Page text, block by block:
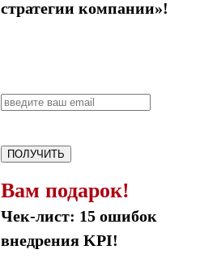
стратегии компании»!
ПОЛУЧИТЬ
Вам подарок!
Чек-лист: 15 ошибок
внедрения KPI!